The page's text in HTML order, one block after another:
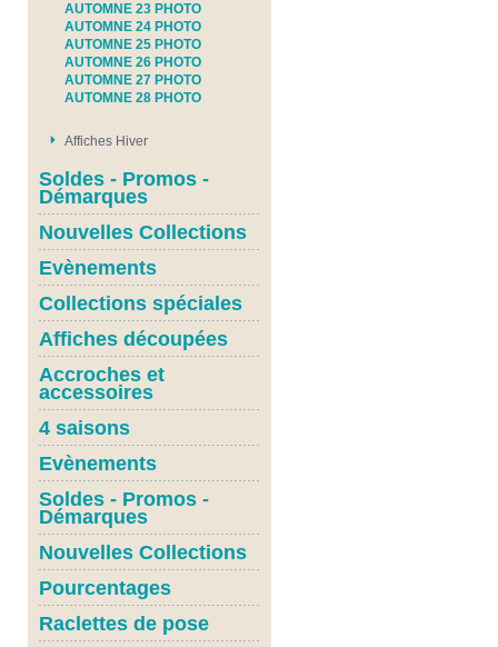
AUTOMNE 23 PHOTO
AUTOMNE 24 PHOTO
AUTOMNE 25 PHOTO
AUTOMNE 26 PHOTO
AUTOMNE 27 PHOTO
AUTOMNE 28 PHOTO
Affiches Hiver
Soldes - Promos -
Démarques
Nouvelles Collections
Evènements
Collections spéciales
Affiches découpées
Accroches et
accessoires
4 saisons
Evènements
Soldes - Promos -
Démarques
Nouvelles Collections
Pourcentages
Raclettes de pose